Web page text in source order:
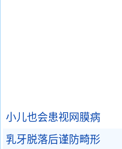
小儿也会患视网膜病
乳牙脱落后谨防畸形